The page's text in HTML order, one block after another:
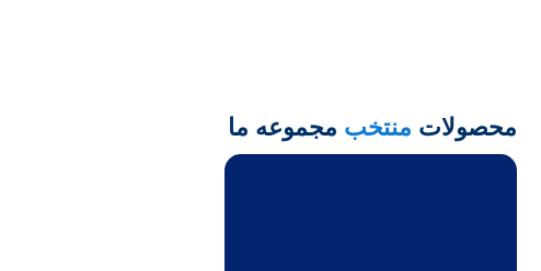
محصولات منتخب مجموعه ما